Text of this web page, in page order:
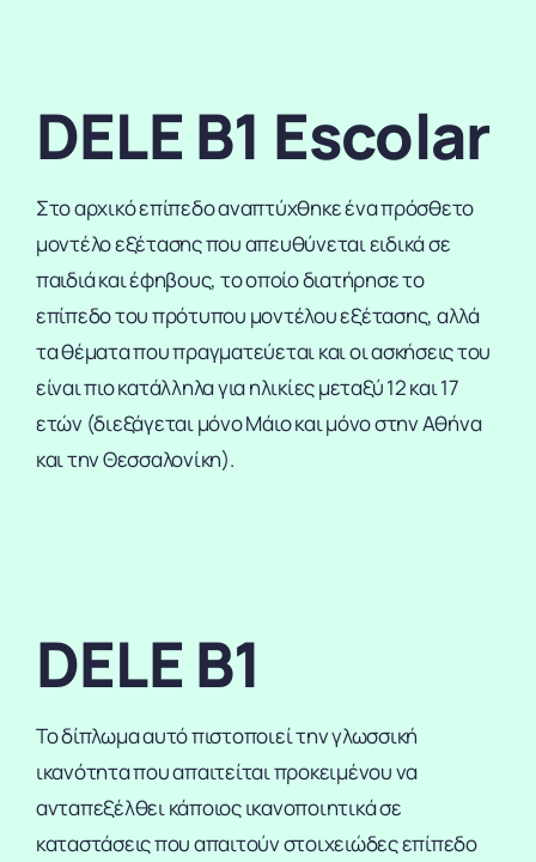
DELE Β1 Escolar
Στο αρχικό επίπεδο αναπτύχθηκε ένα πρόσθετο
μοντέλο εξέτασης που απευθύνεται ειδικά σε
παιδιά και έφηβους, το οποίο διατήρησε το
επίπεδο του πρότυπου μοντέλου εξέτασης, αλλά
τα θέματα που πραγματεύεται και οι ασκήσεις του
είναι πιο κατάλληλα για ηλικίες μεταξύ 12 και 17
ετών (διεξάγεται μόνο Μάιο και μόνο στην Αθήνα
και την Θεσσαλονίκη).
DELE B1
Το δίπλωμα αυτό πιστοποιεί την γλωσσική
ικανότητα που απαιτείται προκειμένου να
ανταπεξέλθει κάποιος ικανοποιητικά σε
καταστάσεις που απαιτούν στοιχειώδες επίπεδο